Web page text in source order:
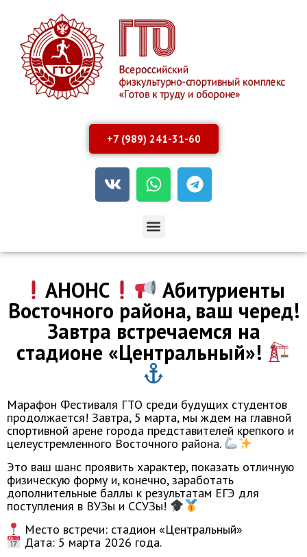
+7 (989) 241-31-60
АНОНС Абитуриенты
Восточного района, ваш черед!
Завтра встречаемся на
стадионе «Центральный»!
Марафон Фестиваля ГТО среди будущих студентов
продолжается! Завтра, 5 марта, мы ждем на главной
спортивной арене города представителей крепкого и
целеустремленного Восточного района.
Это ваш шанс проявить характер, показать отличную
физическую форму и, конечно, заработать
дополнительные баллы к результатам ЕГЭ для
поступления в ВУЗы и ССУЗы!
Место встречи: стадион «Центральный»
Дата: 5 марта 2026 года.